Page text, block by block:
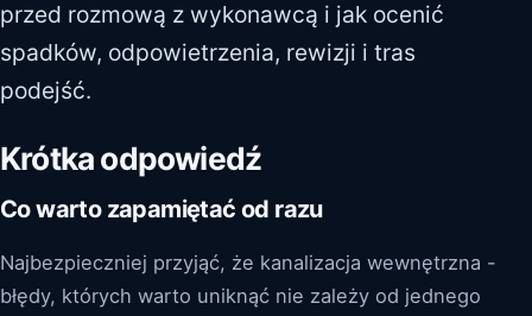
przed rozmową z wykonawcą i jak ocenić
spadków, odpowietrzenia, rewizji i tras
podejść.
Krótka odpowiedź
Co warto zapamiętać od razu
Najbezpieczniej przyjąć, że kanalizacja wewnętrzna -
błędy, których warto uniknąć nie zależy od jednego